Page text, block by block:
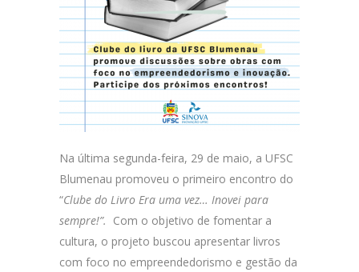
Na última segunda-feira, 29 de maio, a UFSC
Blumenau promoveu o primeiro encontro do
“Clube do Livro Era uma vez… Inovei para
sempre!”. Com o objetivo de fomentar a
cultura, o projeto buscou apresentar livros
com foco no empreendedorismo e gestão da